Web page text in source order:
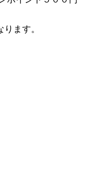
ます。